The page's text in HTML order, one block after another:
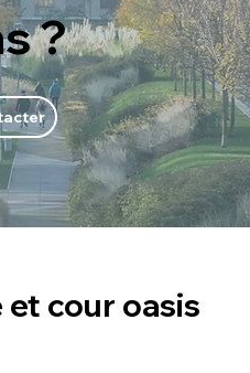
?
et cour oasis